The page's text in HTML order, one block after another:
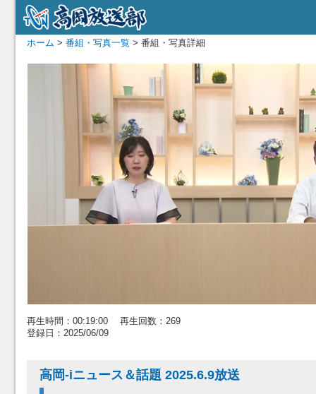
ホーム > 番組・写真一覧 > 番組・写真詳細
再生時間：00:19:00 再生回数：269
登録日：2025/06/09
高岡-iニュース＆話題 2025.6.9放送